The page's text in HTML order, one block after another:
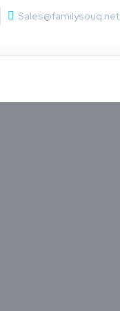
Sales@familysouq.net